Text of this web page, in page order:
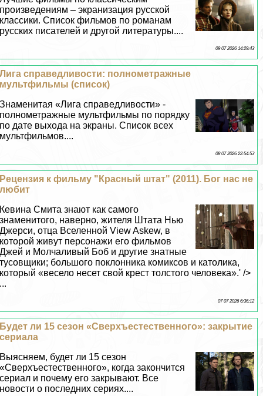
произведениям – экранизация русской
классики. Список фильмов по романам
русских писателей и другой литературы....
09 07 2026 14:29:43
Лига справедливости: полнометражные
мультфильмы (список)
Знаменитая «Лига справедливости» -
полнометражные мультфильмы по порядку
по дате выхода на экраны. Список всех
мультфильмов....
08 07 2026 22:54:53
Рецензия к фильму "Красный штат" (2011). Бог нас не
любит
Кевина Смита знают как самого
знаменитого, наверно, жителя Штата Нью
Джерси, отца Вселенной View Askew, в
которой живут персонажи его фильмов
Джей и Молчаливый Боб и другие знатные
тусовщики; большого поклонника комиксов и католика,
который «весело несет свой крест толстого человека».' />
...
07 07 2026 6:36:12
Будет ли 15 сезон «Сверхъестественного»: закрытие
сериала
Выясняем, будет ли 15 сезон
«Сверхъестественного», когда закончится
сериал и почему его закрывают. Все
новости о последних сериях....